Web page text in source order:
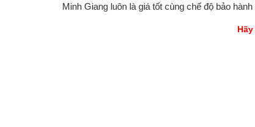
Minh Giang luôn là giá tốt cùng chế độ bảo